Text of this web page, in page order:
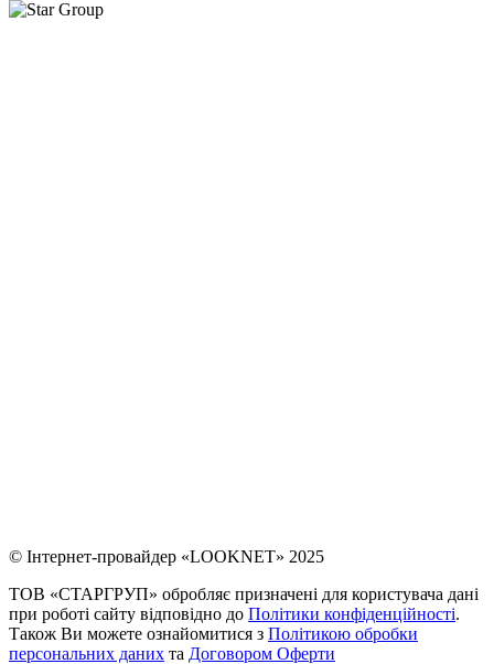
© Інтернет-провайдер «LOOKNET» 2025
ТОВ «СТАРГРУП» обробляє призначені для користувача дані
при роботі сайту відповідно до Політики конфіденційності.
Також Ви можете ознайомитися з Політикою обробки
персональних даних та Договором Оферти